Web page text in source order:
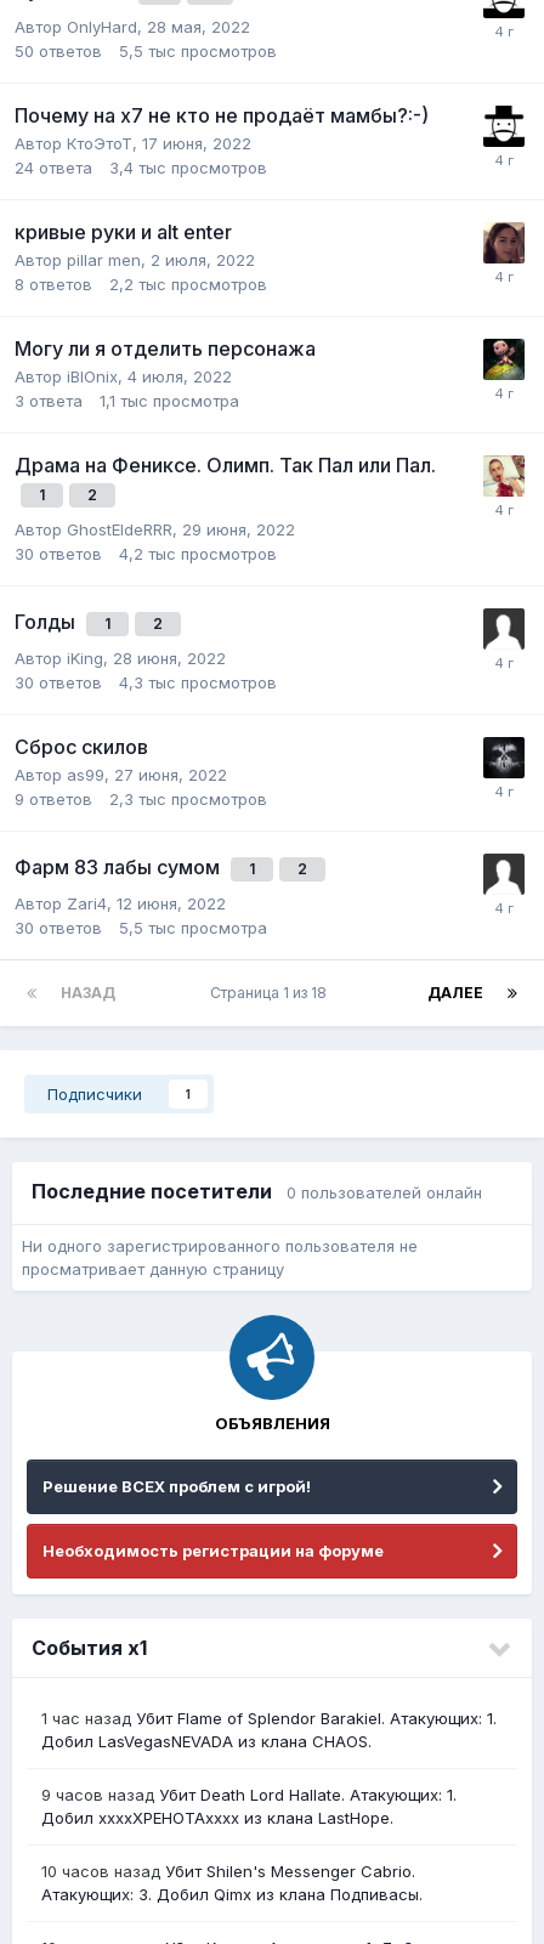
Автор OnlyHard, 28 мая, 2022
50 ответов 5,5 тыс просмотров
Почему на х7 не кто не продаёт мамбы?:-)
Автор КтоЭтоТ, 17 июня, 2022
24 ответа 3,4 тыс просмотров
кривые руки и alt enter
Автор pillar men, 2 июля, 2022
8 ответов 2,2 тыс просмотров
Могу ли я отделить персонажа
Автор iBIOnix, 4 июля, 2022
3 ответа 1,1 тыс просмотра
Драма на Фениксе. Олимп. Так Пал или Пал.
1 2
Автор GhostEldeRRR, 29 июня, 2022
30 ответов 4,2 тыс просмотров
Голды 1 2
Автор iKing, 28 июня, 2022
30 ответов 4,3 тыс просмотров
Сброс скилов
Автор as99, 27 июня, 2022
9 ответов 2,3 тыс просмотров
Фарм 83 лабы сумом 1 2
Автор Zari4, 12 июня, 2022
30 ответов 5,5 тыс просмотра
НАЗАД ДАЛЕЕ
Страница 1 из 18
Подписчики 1
Последние посетители 0 пользователей онлайн
Ни одного зарегистрированного пользователя не
просматривает данную страницу
ОБЪЯВЛЕНИЯ
Решение ВСЕХ проблем с игрой!
Необходимость регистрации на форуме
События х1
1 час назад Убит Flame of Splendor Barakiel. Атакующих: 1.
Добил LasVegasNEVADA из клана CHAOS.
9 часов назад Убит Death Lord Hallate. Атакующих: 1.
Добил ххххХРЕНОТАхххх из клана LastHope.
10 часов назад Убит Shilen's Messenger Cabrio.
Атакующих: 3. Добил Qimx из клана Подпивасы.